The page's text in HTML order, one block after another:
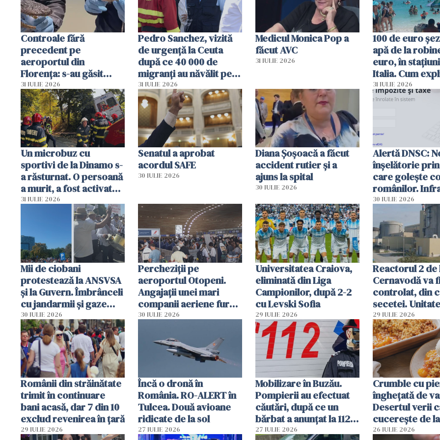
Controale fără
precedent pe
aeroportul din
Florența: s-au găsit
capete de aligator și o
sumă imensă de bani
31 IULIE 2026
Pedro Sanchez, vizită
de urgență la Ceuta
după ce 40 000 de
migranți au năvălit pe
teritoriul spaniol: „Vom
mobiliza toate
resursele"
31 IULIE 2026
Medicul Monica Pop a
făcut AVC
31 IULIE 2026
100 de euro
apă de la
euro, în
Italia. Cum
autoritățile
31 IULIE 2026
Un microbuz cu
sportivi de la Dinamo s-
a răsturnat. O persoană
a murit, a fost activat
planul roșu de
31 IULIE 2026
Senatul a aprobat
acordul SAFE
30 IULIE 2026
Diana Șoșoacă a făcut
accident rutier și a
ajuns la spital
30 IULIE 2026
Alertă DNSC:
înșelătorie prin
care golește
românilor.
folosesc
Ghișeul.ro și
Române
30 IULIE 2026
Mii de ciobani
protestează la ANSVSA
și la Guvern. Îmbrânceli
cu jandarmii și gaze
lacrimogene
30 IULIE 2026
Percheziții pe
aeroportul Otopeni.
Angajații unei mari
companii aeriene furau
parfumuri, ceasuri și
vânzării
30 IULIE 2026
Universitatea Craiova,
eliminată din Liga
Campionilor, după 2-2
cu Levski Sofia
29 IULIE 2026
Reactorul 2 de
Cernavodă va
controlat, din
secetei.
deja oprită
29 IULIE 2026
Românii din străinătate
trimit în continuare
bani acasă, dar 7 din 10
exclud revenirea în țară
29 IULIE 2026
Încă o dronă în
România. RO-ALERT în
Tulcea. Două avioane
ridicate de la sol
27 IULIE 2026
Mobilizare în Buzău.
Pompierii au efectuat
căutări, după ce un
bărbat a anunțat la 112
că a văzut un obiect
27 IULIE 2026
Crumble cu
înghețată de
Desertul verii
cucerește de
lingură
26 IULIE 2026